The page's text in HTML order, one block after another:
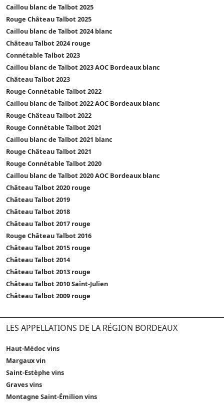
Caillou blanc de Talbot 2025
Rouge Château Talbot 2025
Caillou blanc de Talbot 2024 blanc
Château Talbot 2024 rouge
Connétable Talbot 2023
Caillou blanc de Talbot 2023 AOC Bordeaux blanc
Château Talbot 2023
Rouge Connétable Talbot 2022
Caillou blanc de Talbot 2022 AOC Bordeaux blanc
Rouge Château Talbot 2022
Rouge Connétable Talbot 2021
Caillou blanc de Talbot 2021 blanc
Rouge Château Talbot 2021
Rouge Connétable Talbot 2020
Caillou blanc de Talbot 2020 AOC Bordeaux blanc
Château Talbot 2020 rouge
Château Talbot 2019
Château Talbot 2018
Château Talbot 2017 rouge
Rouge Château Talbot 2016
Château Talbot 2015 rouge
Château Talbot 2014
Château Talbot 2013 rouge
Château Talbot 2010 Saint-Julien
Château Talbot 2009 rouge
LES APPELLATIONS DE LA RÉGION BORDEAUX
Haut-Médoc vins
Margaux vin
Saint-Estèphe vins
Graves vins
Montagne Saint-Émilion vins